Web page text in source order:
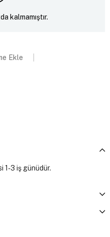
kalmamıştır.
Ekle
1-3 iş günüdür.